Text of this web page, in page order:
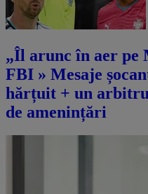
„Îl arunc în aer pe
FBI » Mesaje
hărțuit + un
de amenințări